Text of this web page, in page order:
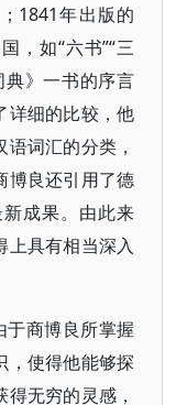
1841年出版的
，如“六书”“三
》一书的序言
详细的比较，他
词汇的分类，
博良还引用了德
成果。由此来
上具有相当深入
于商博良所掌握
，使得他能够探
无穷的灵感，